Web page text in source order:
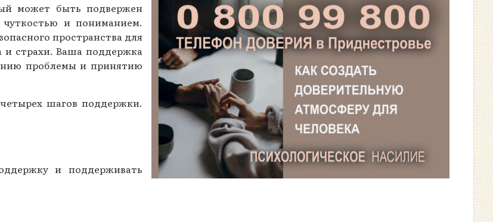
Газеты за 2016 г.
Газеты за 2015 г.
Газеты за 2013 г.
может быть подвержен
чуткостью и пониманием.
пространства для
и страхи. Ваша поддержка
проблемы и принятию
шагов поддержки.
и поддерживать